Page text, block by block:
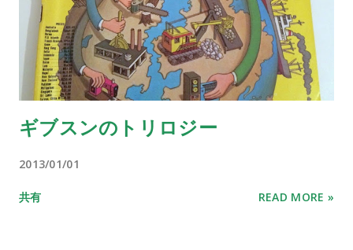
ギブスンのトリロジー
2013/01/01
共有 READ MORE »